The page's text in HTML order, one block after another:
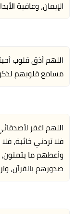
الإيمان، وعافية
اللهم أذق قلوب
مسامع قلوبهم
اللهم اغفر
فلا تردني خائبة،
وأعطهم ما يتمنون،
صدورهم بالقرآن،